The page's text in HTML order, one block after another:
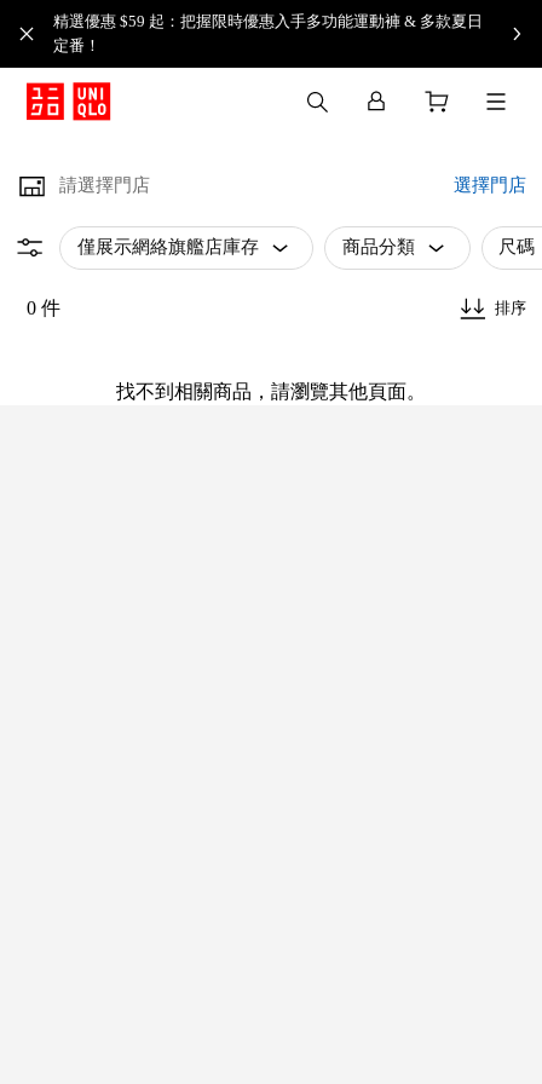
精選優惠 $59 起：把握限時優惠入手多功能運動褲 & 多款夏日
定番！​
請選擇門店 選擇門店
僅展示網絡旗艦店庫存 商品分類 尺碼
0 件 排序
找不到相關商品，請瀏覽其他頁面。